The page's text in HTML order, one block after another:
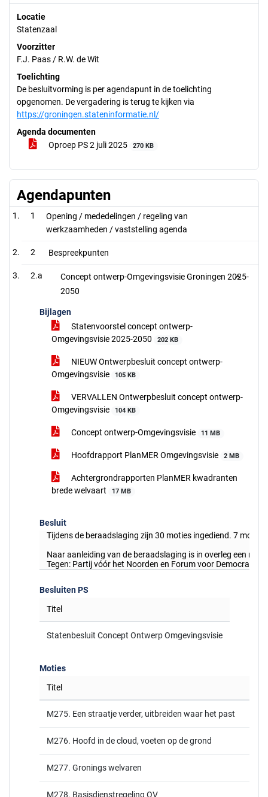
Locatie
Statenzaal
Voorzitter
F.J. Paas / R.W. de Wit
Toelichting
De besluitvorming is per agendapunt in de toelichting
opgenomen. De vergadering is terug te kijken via
https://groningen.stateninformatie.nl/
Agenda documenten
Oproep PS 2 juli 2025
270 KB
Agendapunten
1
Opening / mededelingen / regeling van
werkzaamheden / vaststelling agenda
2 Bespreekpunten
2.a
Concept ontwerp-Omgevingsvisie Groningen 2025-
2050
Bijlagen
Statenvoorstel concept ontwerp-
Omgevingsvisie 2025-2050
202 KB
NIEUW Ontwerpbesluit concept ontwerp-
Omgevingsvisie
105 KB
VERVALLEN Ontwerpbesluit concept ontwerp-
Omgevingsvisie
104 KB
Concept ontwerp-Omgevingsvisie 11 MB
Hoofdrapport PlanMER Omgevingsvisie 2 MB
Achtergrondrapporten PlanMER kwadranten
brede welvaart
17 MB
Besluit
Tijdens de beraadslaging zijn 30 moties ingediend. 7
Naar aanleiding van de beraadslaging is in overleg een
Tegen: Partij vóór het Noorden en Forum voor Democratie.
Besluiten PS
Titel
Statenbesluit Concept Ontwerp Omgevingsvisie
Moties
Titel
M275. Een straatje verder, uitbreiden waar het past
M276. Hoofd in de cloud, voeten op de grond
M277. Gronings welvaren
M278. Basisdienstregeling OV